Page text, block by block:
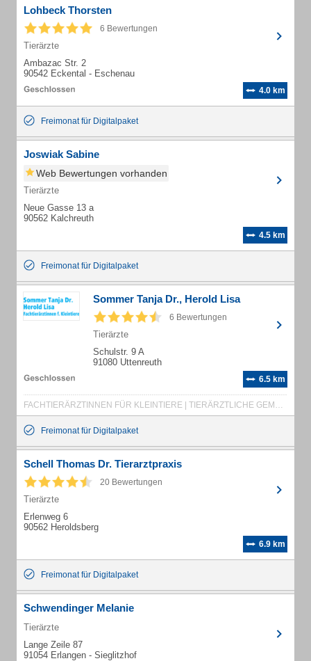
Lohbeck Thorsten
6 Bewertungen
Tierärzte
Ambazac Str. 2
90542 Eckental - Eschenau
4.0 km
Freimonat für Digitalpaket
Joswiak Sabine
Web Bewertungen vorhanden
Tierärzte
Neue Gasse 13 a
90562 Kalchreuth
4.5 km
Freimonat für Digitalpaket
Sommer Tanja Dr., Herold Lisa
6 Bewertungen
Tierärzte
Schulstr. 9 A
91080 Uttenreuth
6.5 km
FACHTIERÄRZTINNEN FÜR KLEINTIERE | TIERÄRZTLICHE GEMEINSCHAFTSPRAXIS | LABOR | KLEINTIERE | HEIMTIERE | HAUTKRANKHEITEN | CHIRURGIE | FACHTIERÄRZTIN FÜR KLEINTIERE | TIEROPERATIONEN | KLEINTIERPRAXIS | KATZENKASTRATIONEN | KATZENIMPFUNG | KATZENBEHANDLUNG | HUNDEKASTRATIONEN | HUNDEBEHANDLUNG | HAUSTIERBEHANDLUNG | COVASALA
Freimonat für Digitalpaket
Schell Thomas Dr. Tierarztpraxis
20 Bewertungen
Tierärzte
Erlenweg 6
90562 Heroldsberg
6.9 km
Freimonat für Digitalpaket
Schwendinger Melanie
Tierärzte
Lange Zeile 87
91054 Erlangen - Sieglitzhof